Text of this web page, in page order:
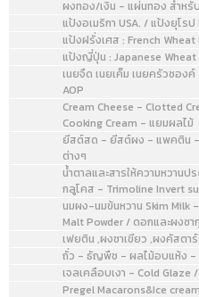
ผงทอง/เงิน - แผ่นทอง สำหรั
แป้งอเมริกา USA. / แป้งยุโร
แป้งฝรั่งเศส : French Wheat
แป้งญี่ปุ่น : Japanese Wheat
เนยจืด เนยเค็ม เนยครัวซอง
AOP
Cream Cheese - Clotted
Cooking Cream - แยมผลไม้
ยีสต์สด - ยีสต์ผง - แพคติน -
ต่างๆ
น้ำตาลและสารให้ความหวาน
กลูโคส - Trimoline Invert
นมผง-นมข้นหวาน Skim Milk
Malt Powder / ดอกและผงซา
เฟยติน ,ผงชาเขียว ,ผงคัสตา
ถั่ว - ธัญพืช - ผลไม้อบแห้ง -
เจลเคลือบเงา - Cold Glaze
Pregel Macarons&Ice